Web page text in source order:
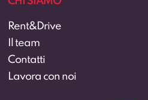
E-book
FAQ